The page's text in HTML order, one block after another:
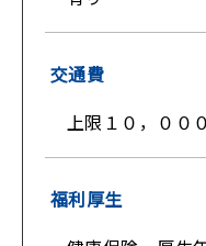
交通費
上限１０，００
福利厚生